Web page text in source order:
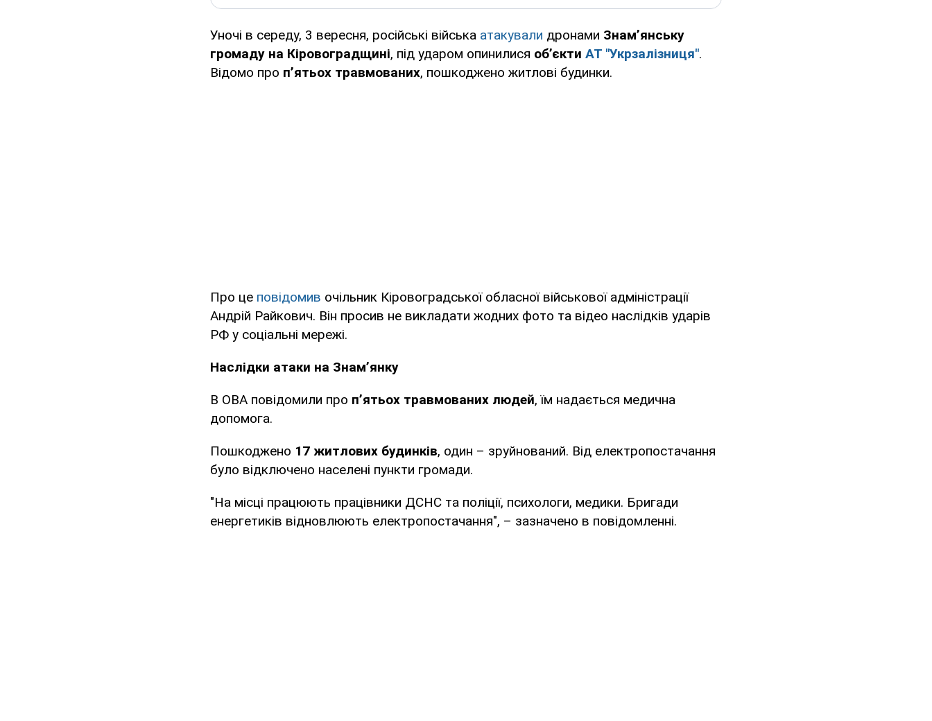
Уночі в середу, 3 вересня, російські війська атакували дронами Знам’янську
громаду на Кіровоградщині, під ударом опинилися об’єкти АТ "Укрзалізниця".
Відомо про пʼятьох травмованих, пошкоджено житлові будинки.
Про це повідомив очільник Кіровоградської обласної військової адміністрації
Андрій Райкович. Він просив не викладати жодних фото та відео наслідків ударів
РФ у соціальні мережі.
Наслідки атаки на Знамʼянку
В ОВА повідомили про пʼятьох травмованих людей, їм надається медична
допомога.
Пошкоджено 17 житлових будинків, один – зруйнований. Від електропостачання
було відключено населені пункти громади.
"На місці працюють працівники ДСНС та поліції, психологи, медики. Бригади
енергетиків відновлюють електропостачання", – зазначено в повідомленні.